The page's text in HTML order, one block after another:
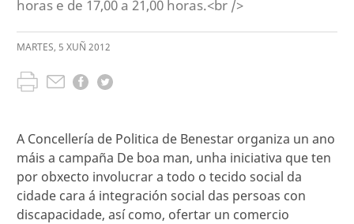
horas e de 17,00 a 21,00 horas.<br />
MARTES, 5 XUÑ 2012
A Concellería de Politica de Benestar organiza un ano
máis a campaña De boa man, unha iniciativa que ten
por obxecto involucrar a todo o tecido social da
cidade cara á integración social das persoas con
discapacidade, así como, ofertar un comercio